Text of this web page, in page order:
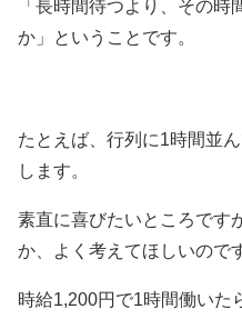
「長時間待つより、その
か」ということです。
たとえば、行列に1時間並
します。
素直に喜びたいところです
か、よく考えてほしいので
時給1,200円で1時間働いた